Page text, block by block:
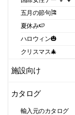
五月の節句🎏
夏休み🍉
ハロウィン🎃
クリスマス🎄
施設向け
カタログ
輸入元のカタログ